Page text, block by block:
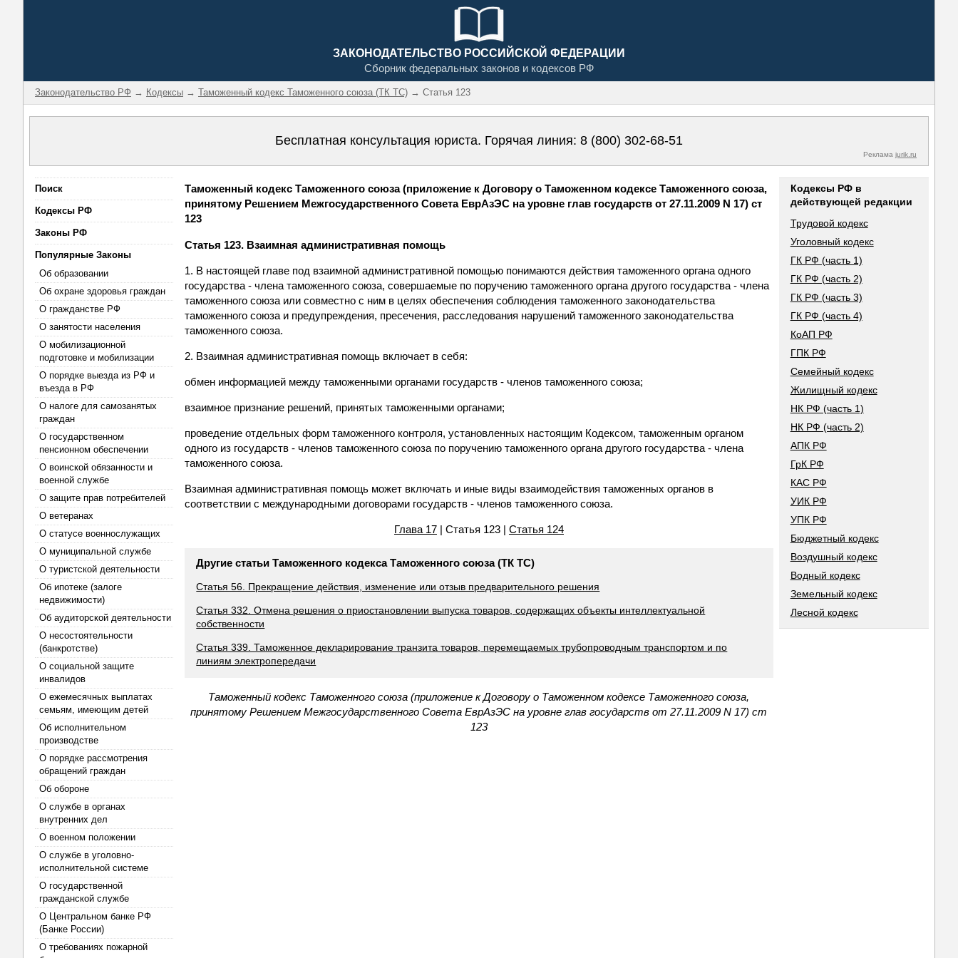
ЗАКОНОДАТЕЛЬСТВО РОССИЙСКОЙ ФЕДЕРАЦИИ
Сборник федеральных законов и кодексов РФ
Законодательство РФ → Кодексы → Таможенный кодекс Таможенного союза (ТК ТС) → Статья 123
Бесплатная консультация юриста. Горячая линия: 8 (800) 302-68-51
Реклама jurik.ru
Поиск
Кодексы РФ
Законы РФ
Популярные Законы
Об образовании
Об охране здоровья граждан
О гражданстве РФ
О занятости населения
О мобилизационной
подготовке и мобилизации
О порядке выезда из РФ и
въезда в РФ
О налоге для самозанятых
граждан
О государственном
пенсионном обеспечении
О воинской обязанности и
военной службе
О защите прав потребителей
О ветеранах
О статусе военнослужащих
О муниципальной службе
О туристской деятельности
Об ипотеке (залоге
недвижимости)
Об аудиторской деятельности
О несостоятельности
(банкротстве)
О социальной защите
инвалидов
О ежемесячных выплатах
семьям, имеющим детей
Об исполнительном
производстве
О порядке рассмотрения
обращений граждан
Об обороне
О службе в органах
внутренних дел
О военном положении
О службе в уголовно-
исполнительной системе
О государственной
гражданской службе
О Центральном банке РФ
(Банке России)
О требованиях пожарной
Таможенный кодекс Таможенного союза (приложение к Договору о Таможенном кодексе Таможенного союза,
принятому Решением Межгосударственного Совета ЕврАзЭС на уровне глав государств от 27.11.2009 N 17) ст
123
Статья 123. Взаимная административная помощь
1. В настоящей главе под взаимной административной помощью понимаются действия таможенного органа одного
государства - члена таможенного союза, совершаемые по поручению таможенного органа другого государства - члена
таможенного союза или совместно с ним в целях обеспечения соблюдения таможенного законодательства
таможенного союза и предупреждения, пресечения, расследования нарушений таможенного законодательства
таможенного союза.
2. Взаимная административная помощь включает в себя:
обмен информацией между таможенными органами государств - членов таможенного союза;
взаимное признание решений, принятых таможенными органами;
проведение отдельных форм таможенного контроля, установленных настоящим Кодексом, таможенным органом
одного из государств - членов таможенного союза по поручению таможенного органа другого государства - члена
таможенного союза.
Взаимная административная помощь может включать и иные виды взаимодействия таможенных органов в
соответствии с международными договорами государств - членов таможенного союза.
Глава 17| Статья 123 | Статья 124
Другие статьи Таможенного кодекса Таможенного союза (ТК ТС)
Статья 56. Прекращение действия, изменение или отзыв предварительного решения
Статья 332. Отмена решения о приостановлении выпуска товаров, содержащих объекты интеллектуальной
собственности
Статья 339. Таможенное декларирование транзита товаров, перемещаемых трубопроводным транспортом и по
линиям электропередачи
Таможенный кодекс Таможенного союза (приложение к Договору о Таможенном кодексе Таможенного союза,
принятому Решением Межгосударственного Совета ЕврАзЭС на уровне глав государств от 27.11.2009 N 17) ст
123
Кодексы РФ в
действующей редакции
Трудовой кодекс
Уголовный кодекс
ГК РФ (часть 1)
ГК РФ (часть 2)
ГК РФ (часть 3)
ГК РФ (часть 4)
КоАП РФ
ГПК РФ
Семейный кодекс
Жилищный кодекс
НК РФ (часть 1)
НК РФ (часть 2)
АПК РФ
ГрК РФ
КАС РФ
УИК РФ
УПК РФ
Бюджетный кодекс
Воздушный кодекс
Водный кодекс
Земельный кодекс
Лесной кодекс